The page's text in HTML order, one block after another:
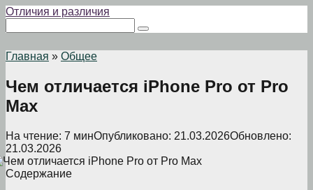
Перейти
контенту
Отличия и различия
Главная » Общее
Чем отличается iPhone Pro от Pro
Max
На чтение: 7 минОпубликовано: 21.03.2026Обновлено:
21.03.2026
Содержание